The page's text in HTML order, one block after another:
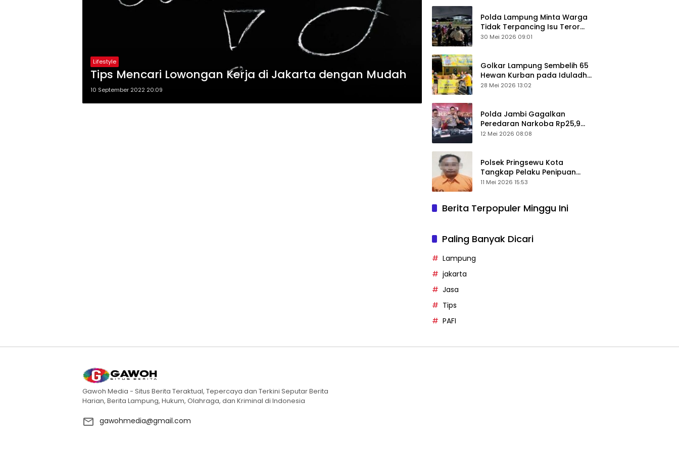
Lifestyle
Tips Mencari Lowongan Kerja di Jakarta dengan Mudah
10 September 2022 20:09
Polda Lampung Minta Warga
Tidak Terpancing Isu Teror
Pocong Palsu, Patroli
30 Mei 2026 09:01
Golkar Lampung Sembelih 65
Hewan Kurban pada Iduladha
1447 Hijriah
28 Mei 2026 13:02
Polda Jambi Gagalkan
Peredaran Narkoba Rp25,9
Miliar, Empat Tersangka
12 Mei 2026 08:08
Polsek Pringsewu Kota
Tangkap Pelaku Penipuan
Mobil, Sempat Kabur ke Jambi
11 Mei 2026 15:53
Berita Terpopuler Minggu Ini
Paling Banyak Dicari
Lampung
jakarta
Jasa
Tips
PAFI
Gawoh Media - Situs Berita Teraktual, Tepercaya dan Terkini Seputar Berita
Harian, Berita Lampung, Hukum, Olahraga, dan Kriminal di Indonesia
gawohmedia@gmail.com